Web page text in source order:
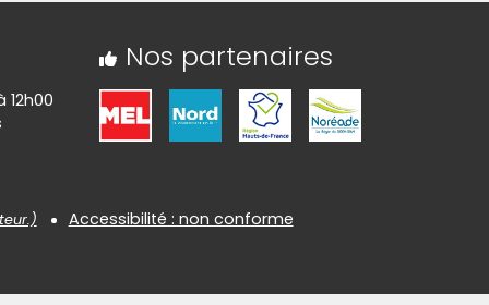
12h00
Nos partenaires
Accessibilité : non conforme